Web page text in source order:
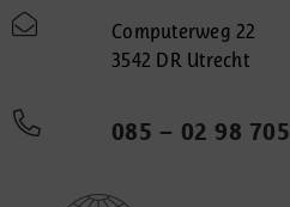
Computerweg 22
3542 DR Utrecht
085 – 02 98 705